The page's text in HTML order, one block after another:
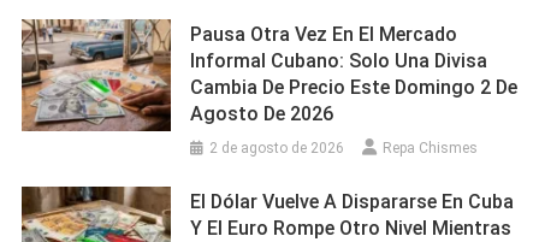
Pausa Otra Vez En El Mercado
Informal Cubano: Solo Una Divisa
Cambia De Precio Este Domingo 2 De
Agosto De 2026
2 de agosto de 2026 Repa Chismes
El Dólar Vuelve A Dispararse En Cuba
Y El Euro Rompe Otro Nivel Mientras